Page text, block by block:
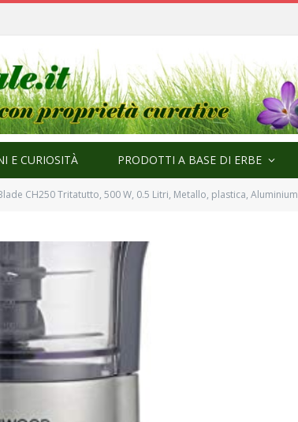
E CURIOSITÀ PRODOTTI A BASE DI ERBE
CH250 Tritatutto, 500 W, 0.5 Litri, Metallo, plastica, Aluminium